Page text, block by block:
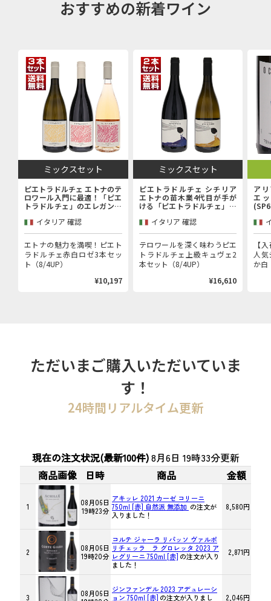
おすすめの新着ワイン
ミックスセット
ピエトラドルチェ エトナのテ
ロワール入門に最適！「ピエ
トラドルチェ」のエレガンス
ェ赤白ロゼ3本セット
イタリア 確認
エトナの魅力を満喫！ピエト
ラドルチェ赤白ロゼ3本セッ
ト（8/4UP）
¥10,197
ミックスセット
ピエトラドルチェ シチリア
エトナの苗木業4代目が手が
ける「ピエトラドルチェ」上
イタリア 確認
テロワールを深く味わうピエ
トラドルチェ上級キュヴェ2
本セット（8/4UP）
¥16,610
ア
エ
【
人気
か白
ただいまご購入いただいていま
す！
24時間リアルタイム更新